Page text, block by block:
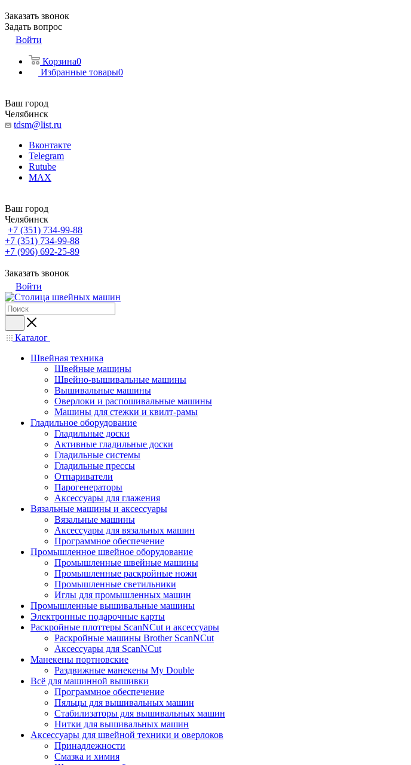
Заказать звонок
Задать вопрос
Войти
Корзина0
Избранные товары0
Ваш город
Челябинск
tdsm@list.ru
Вконтакте
Telegram
Rutube
MAX
Ваш город
Челябинск
+7 (351) 734-99-88
+7 (351) 734-99-88
+7 (996) 692-25-89
Заказать звонок
Войти
Каталог
Швейная техника
Швейные машины
Швейно-вышивальные машины
Вышивальные машины
Оверлоки и распошивальные машины
Машины для стежки и квилт-рамы
Гладильное оборудование
Гладильные доски
Активные гладильные доски
Гладильные системы
Гладильные прессы
Отпариватели
Парогенераторы
Аксессуары для глажения
Вязальные машины и аксессуары
Вязальные машины
Аксессуары для вязальных машин
Программное обеспечение
Промышленное швейное оборудование
Промышленные швейные машины
Промышленные раскройные ножи
Промышленные светильники
Иглы для промышленных машин
Промышленные вышивальные машины
Электронные подарочные карты
Раскройные плоттеры ScanNCut и аксессуары
Раскройные машины Brother ScanNCut
Аксессуары для ScanNCut
Манекены портновские
Раздвижные манекены My Double
Всё для машинной вышивки
Программное обеспечение
Пяльцы для вышивальных машин
Стабилизаторы для вышивальных машин
Нитки для вышивальных машин
Аксессуары для швейной техники и оверлоков
Принадлежности
Смазка и химия